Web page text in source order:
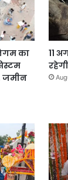
का
जमीन
11